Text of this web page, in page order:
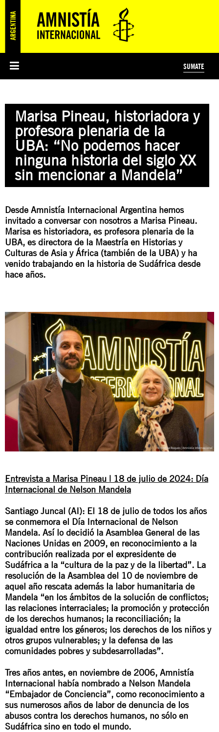
PREGUNTAS FRECUENTES
ÁREAS TEMÁTICAS
JUSTICIA INTERNACIONAL
EDUCACIÓN EN DERECHOS HUMANOS Y JÓVENES
PRENSA
SUSCRIBITE
SUMATE
PREGUNTAS FRECUENTES
Marisa Pineau, historiadora y
profesora plenaria de la
UBA: “No podemos hacer
ninguna historia del siglo XX
sin mencionar a Mandela”
Desde Amnistía Internacional Argentina hemos
invitado a conversar con nosotros a Marisa Pineau.
Marisa es historiadora, es profesora plenaria de la
UBA, es directora de la Maestría en Historias y
Culturas de Asia y África (también de la UBA) y ha
venido trabajando en la historia de Sudáfrica desde
hace años.
Entrevista a Marisa Pineau | 18 de julio de 2024: Día
Internacional de Nelson Mandela
Santiago Juncal (AI): El 18 de julio de todos los años
se conmemora el Día Internacional de Nelson
Mandela. Así lo decidió la Asamblea General de las
Naciones Unidas en 2009, en reconocimiento a la
contribución realizada por el expresidente de
Sudáfrica a la “cultura de la paz y de la libertad”. La
resolución de la Asamblea del 10 de noviembre de
aquel año rescata además la labor humanitaria de
Mandela “en los ámbitos de la solución de conflictos;
las relaciones interraciales; la promoción y protección
de los derechos humanos; la reconciliación; la
igualdad entre los géneros; los derechos de los niños y
otros grupos vulnerables; y la defensa de las
comunidades pobres y subdesarrolladas”.
Tres años antes, en noviembre de 2006, Amnistía
Internacional había nombrado a Nelson Mandela
“Embajador de Conciencia”, como reconocimiento a
sus numerosos años de labor de denuncia de los
abusos contra los derechos humanos, no sólo en
Sudáfrica sino en todo el mundo.